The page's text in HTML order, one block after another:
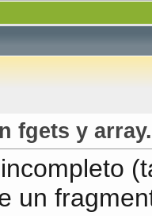
fgets y array.
un